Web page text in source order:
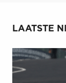
LAATSTE